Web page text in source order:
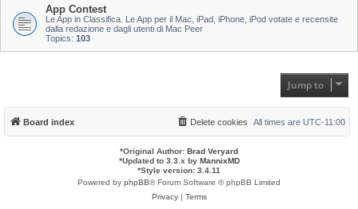
App Contest
Le App in Classifica. Le App per il Mac, iPad, iPhone, iPod votate e recensite
dalla redazione e dagli utenti di Mac Peer
Topics: 103
Jump to
Board index All times are UTC-11:00
Delete cookies
*Original Author: Brad Veryard
*Updated to 3.3.x by MannixMD
*Style version: 3.4.11
Powered by phpBB® Forum Software © phpBB Limited
Privacy| Terms